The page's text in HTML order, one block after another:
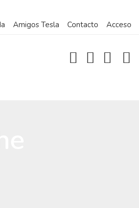
Amigos Tesla Contacto Acceso